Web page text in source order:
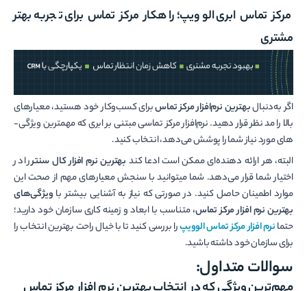
مرکز تماس ابری الوویپ؛ راهکار مرکز تماس برای تجربه بهتر
مشتری
اگر به‌دنبالبهترین نرم‌افزار مرکز تماسبرای کسب‌وکار خود هستید، معیارهای
بالا را مد نظر قرار دهید. نرم‌افزار مرکز تماسی مبتنی بر ابری که مهم­ترین ویژگی‌­
های مورد نیاز شما را پوشش می­‌دهد، انتخاب کنید.
البته، هر ارائه دهنده­‌ای ممکن است ادعا کند بهترین نرم افزار کال سنتررا در
اختیار شما قرار می‌­دهد. شما می­توانید با سنجش معیارهای مهم از صحت این
موارد اطمینان حاصل کنید. در صورتی که نیاز به آشنایی بیشتر با ویژگی­‌های
بهترین نرم افزار مرکز تماس،متناسب با ابعاد و زمینه کاری سازمان خود دارید؛
حتمانرم افزار مرکز تماس الوویپرا بررسی کنید تا با خیال راحت بهترین انتخاب را
برای سازمان خود داشته باشید.
سوالات متداول: